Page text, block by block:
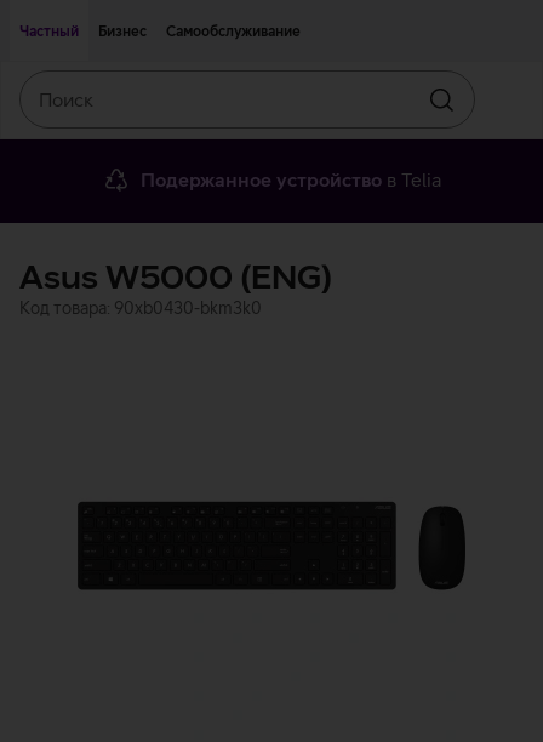
Частный
Бизнес Самообслуживание
Искать
Подержанное устройство в Telia
Asus W5000 (ENG)
Код товара: 90xb0430-bkm3k0